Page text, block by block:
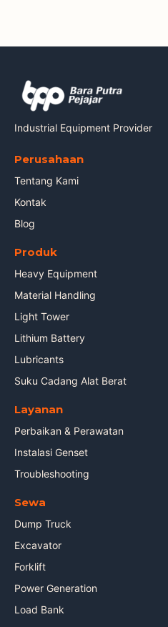
Industrial Equipment Provider
Perusahaan
Tentang Kami
Kontak
Blog
Produk
Heavy Equipment
Material Handling
Light Tower
Lithium Battery
Lubricants
Suku Cadang Alat Berat
Layanan
Perbaikan & Perawatan
Instalasi Genset
Troubleshooting
Sewa
Dump Truck
Excavator
Forklift
Power Generation
Load Bank